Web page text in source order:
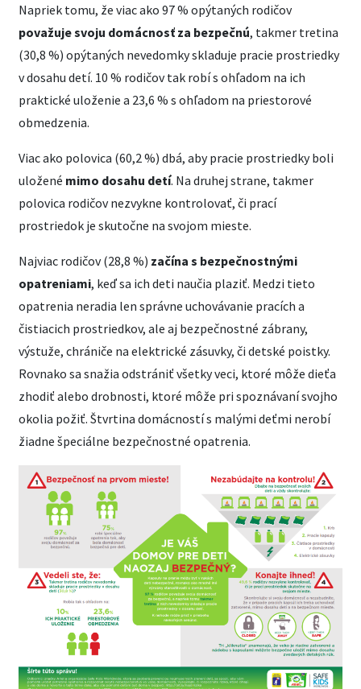
Napriek tomu, že viac ako 97 % opýtaných rodičov
považuje svoju domácnosť za bezpečnú, takmer tretina
(30,8 %) opýtaných nevedomky skladuje pracie prostriedky
v dosahu detí. 10 % rodičov tak robí s ohľadom na ich
praktické uloženie a 23,6 % s ohľadom na priestorové
obmedzenia.
Viac ako polovica (60,2 %) dbá, aby pracie prostriedky boli
uložené mimo dosahu detí. Na druhej strane, takmer
polovica rodičov nezvykne kontrolovať, či prací
prostriedok je skutočne na svojom mieste.
Najviac rodičov (28,8 %) začína s bezpečnostnými
opatreniami, keď sa ich deti naučia plaziť. Medzi tieto
opatrenia neradia len správne uchovávanie pracích a
čistiacich prostriedkov, ale aj bezpečnostné zábrany,
výstuže, chrániče na elektrické zásuvky, či detské poistky.
Rovnako sa snažia odstrániť všetky veci, ktoré môže dieťa
zhodiť alebo drobnosti, ktoré môže pri spoznávaní svojho
okolia požiť. Štvrtina domácností s malými deťmi nerobí
žiadne špeciálne bezpečnostné opatrenia.